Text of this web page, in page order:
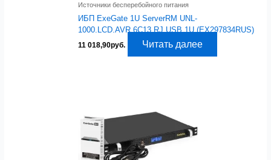
Источники бесперебойного питания
ИБП ExeGate 1U ServerRM UNL-
1000.LCD.AVR.6C13.RJ.USB.1U (EX297834RUS)
11 018,90руб. Читать далее